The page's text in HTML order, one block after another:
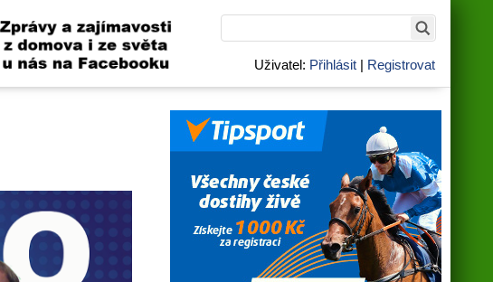
Uživatel: Přihlásit | Registrovat